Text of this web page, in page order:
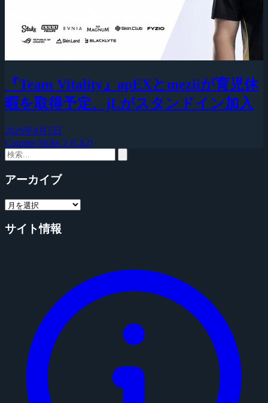
『Team Vitality』apEXとmeziiが育児休
暇を取得予定、jLがスタンドイン加入
2026年8月5日
Counter-Strike 2 (CS2)
アーカイブ
サイト情報